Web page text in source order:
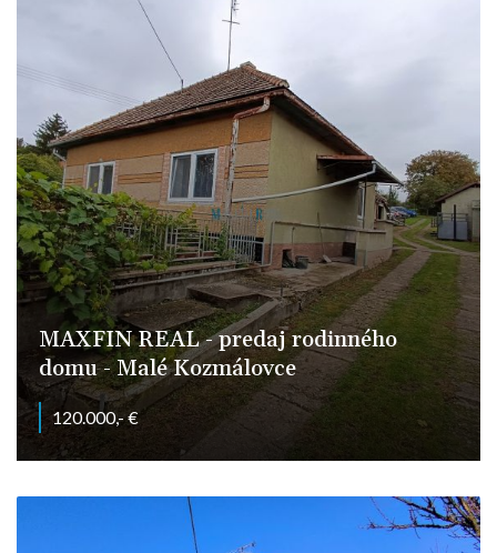
MAXFIN REAL - predaj rodinného
domu - Malé Kozmálovce
120.000,- €